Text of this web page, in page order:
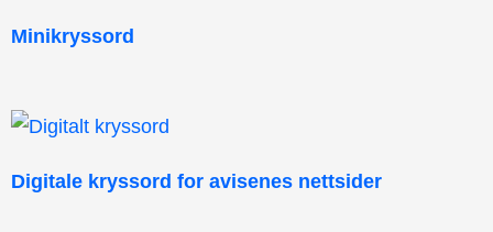
Minikryssord
Digitale kryssord for avisenes nettsider